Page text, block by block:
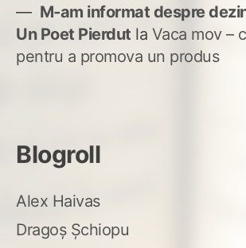
M-am informat despre
Un Poet Pierdut la Vaca mov –
pentru a promova un produs
Blogroll
Alex Haivas
Dragoș Șchiopu